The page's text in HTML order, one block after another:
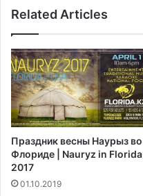
р
у
с
о
к
р
у
ж
н
ы
м
т
а
в
л
и
в
е
т
е
Related Articles
Праздник весны Наурыз во
Флориде | Nauryz in Florida
2017
01.10.2019